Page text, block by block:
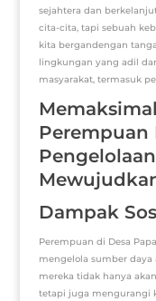
sejahtera dan
cita-cita, tapi sebuah
kita bergandengan
lingkungan yang adil
masyarakat, termasuk
Perempuan
Dampak
Perempuan di Desa
mengelola sumber daya
mereka tidak hanya
tetapi juga mengurangi